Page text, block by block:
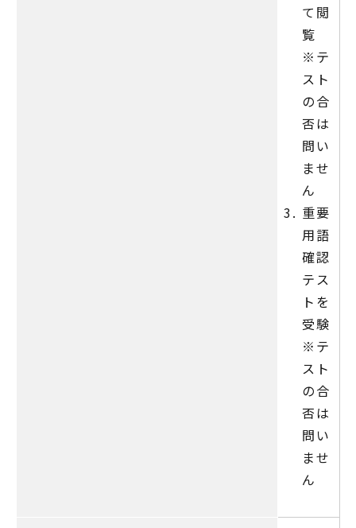
て閲
覧
※テ
スト
の合
否は
問い
ませ
ん
重要
用語
確認
テス
トを
受験
※テ
スト
の合
否は
問い
ませ
ん